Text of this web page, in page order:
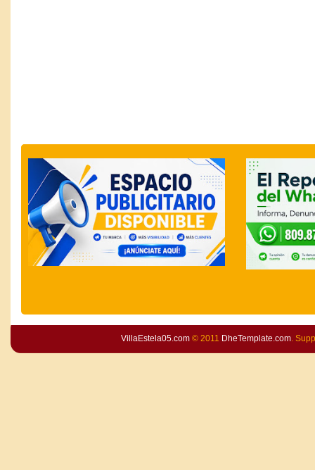
VillaEstela05.com© 2011 DheTemplate.com.